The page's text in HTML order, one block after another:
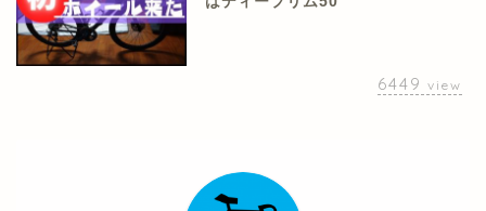
6449 view